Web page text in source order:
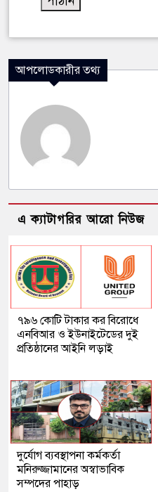
আপলোডকারীর তথ্য
এ ক্যাটাগরির আরো নিউজ
৭৯৬ কোটি টাকার কর বিরোধে
এনবিআর ও ইউনাইটেডের দুই
প্রতিষ্ঠানের আইনি লড়াই
দুর্যোগ ব্যবস্থাপনা কর্মকর্তা
মনিরুজ্জামানের অস্বাভাবিক
সম্পদের পাহাড়